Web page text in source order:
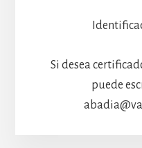
Si desea
puede